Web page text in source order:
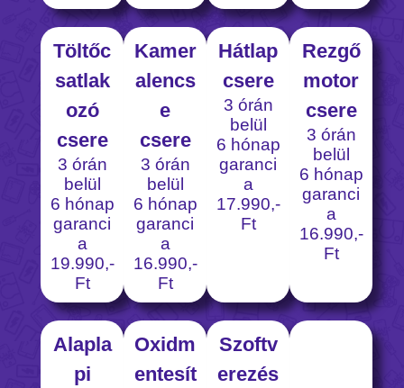
Töltőc
satlak
ozó
csere
3 órán
belül
6 hónap
garanci
a
19.990,-
Ft
Kamer
alencs
e
csere
3 órán
belül
6 hónap
garanci
a
16.990,-
Ft
Hátlap
csere
3 órán
belül
6 hónap
garanci
a
17.990,-
Ft
Rezgő
motor
csere
3 órán
belül
6 hónap
garanci
a
16.990,-
Ft
Alapla
pi
Oxidm
entesít
Szoftv
erezés